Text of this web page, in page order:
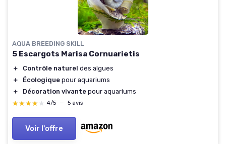
AQUA BREEDING SKILL
5 Escargots Marisa Cornuarietis
＋ Contrôle naturel des algues
＋
Écologique pour aquariums
＋
Décoration vivante pour aquariums
★★★★★
★★★★★ 4/5 — 5 avis
Voir l'offre